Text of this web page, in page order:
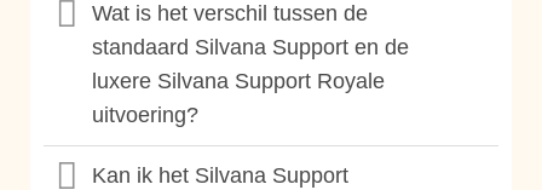
Wat is het verschil tussen de
standaard Silvana Support en de
luxere Silvana Support Royale
uitvoering?
Kan ik het Silvana Support